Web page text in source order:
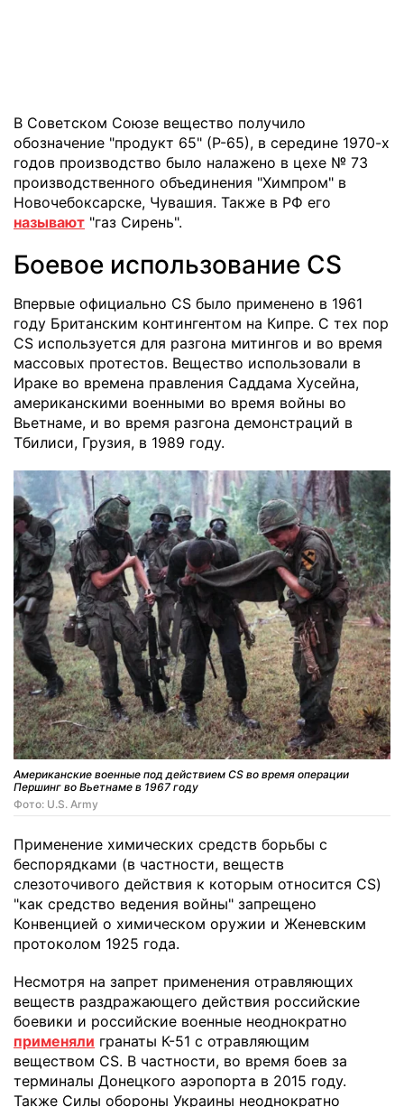
В Советском Союзе вещество получило
обозначение "продукт 65" (Р-65), в середине 1970-х
годов производство было налажено в цехе № 73
производственного объединения "Химпром" в
Новочебоксарске, Чувашия. Также в РФ его
называют "газ Сирень".
Боевое использование CS
Впервые официально CS было применено в 1961
году Британским контингентом на Кипре. С тех пор
CS используется для разгона митингов и во время
массовых протестов. Вещество использовали в
Ираке во времена правления Саддама Хусейна,
американскими военными во время войны во
Вьетнаме, и во время разгона демонстраций в
Тбилиси, Грузия, в 1989 году.
Американские военные под действием CS во время операции
Першинг во Вьетнаме в 1967 году
Фото: U.S. Army
Применение химических средств борьбы с
беспорядками (в частности, веществ
слезоточивого действия к которым относится CS)
"как средство ведения войны" запрещено
Конвенцией о химическом оружии и Женевским
протоколом 1925 года.
Несмотря на запрет применения отравляющих
веществ раздражающего действия российские
боевики и российские военные неоднократно
применяли гранаты К-51 с отравляющим
веществом CS. В частности, во время боев за
терминалы Донецкого аэропорта в 2015 году.
Также Силы обороны Украины неоднократно